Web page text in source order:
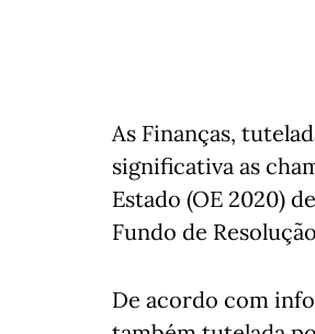
As Finanças,
significativa as
Estado (OE 2020)
Fundo de
De acordo com